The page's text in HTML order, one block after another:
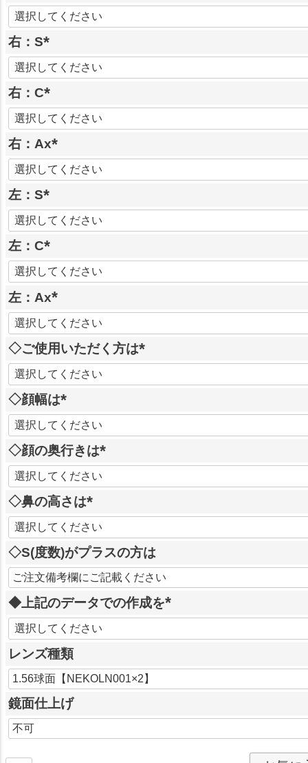
)
(
必
須
)
右：S
(
必
須
)
右：C
(
必
須
)
右：Ax
(
必
)
左：S
(
必
須
)
左：C
(
必
須
)
左：Ax
(
必
須
)
◇ご使用いただく方は
(
必
)
◇顔幅は
(
必
須
)
◇顔の奥行きは
(
必
)
◇鼻の高さは
(
必
須
)
◇S(度数)がプラスの方は
◆上記のデータでの作成を
(
必
)
レンズ種類
鏡面仕上げ